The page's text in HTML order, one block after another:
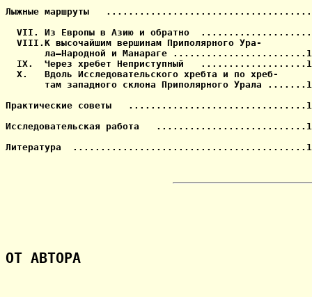
Лыжные маршруты
VII. Из Европы в Азию и обратно
  VIII.К высочайшим вершинам Приполярного Ура-
ла—Народной и Манараге
IX.  Через хребет Неприступный
  X.   Вдоль Исследовательского хребта и по хреб-
там западного склона Приполярного Урала
Практические советы
Исследовательская работа
Литература
ОТ АВТОРА